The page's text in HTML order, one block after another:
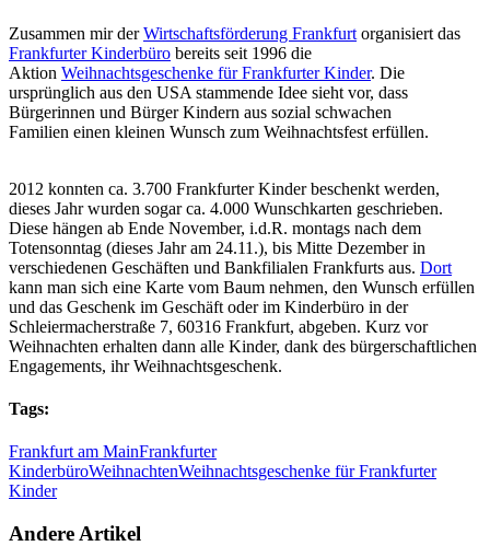
Zusammen mir derWirtschaftsförderung Frankfurt organisiert das
Frankfurter Kinderbüro bereits seit 1996 die
Aktion Weihnachtsgeschenke für Frankfurter Kinder. Die
ursprünglich aus den USA stammende Idee sieht vor, dass
Bürgerinnen und Bürger Kindern aus sozial schwachen
Familien einen kleinen Wunsch zum Weihnachtsfest erfüllen.
2012 konnten ca. 3.700 Frankfurter Kinder beschenkt werden,
dieses Jahr wurden sogar ca. 4.000 Wunschkarten geschrieben.
Diese hängen ab Ende November, i.d.R. montags nach dem
Totensonntag (dieses Jahr am 24.11.), bis Mitte Dezember in
verschiedenen Geschäften und Bankfilialen Frankfurts aus. Dort
kann man sich eine Karte vom Baum nehmen, den Wunsch erfüllen
und das Geschenk im Geschäft oder im Kinderbüro in der
Schleiermacherstraße 7, 60316 Frankfurt, abgeben. Kurz vor
Weihnachten erhalten dann alle Kinder, dank des bürgerschaftlichen
Engagements, ihr Weihnachtsgeschenk.
Tags:
Frankfurt am MainFrankfurter
KinderbüroWeihnachtenWeihnachtsgeschenke für Frankfurter
Kinder
Andere Artikel